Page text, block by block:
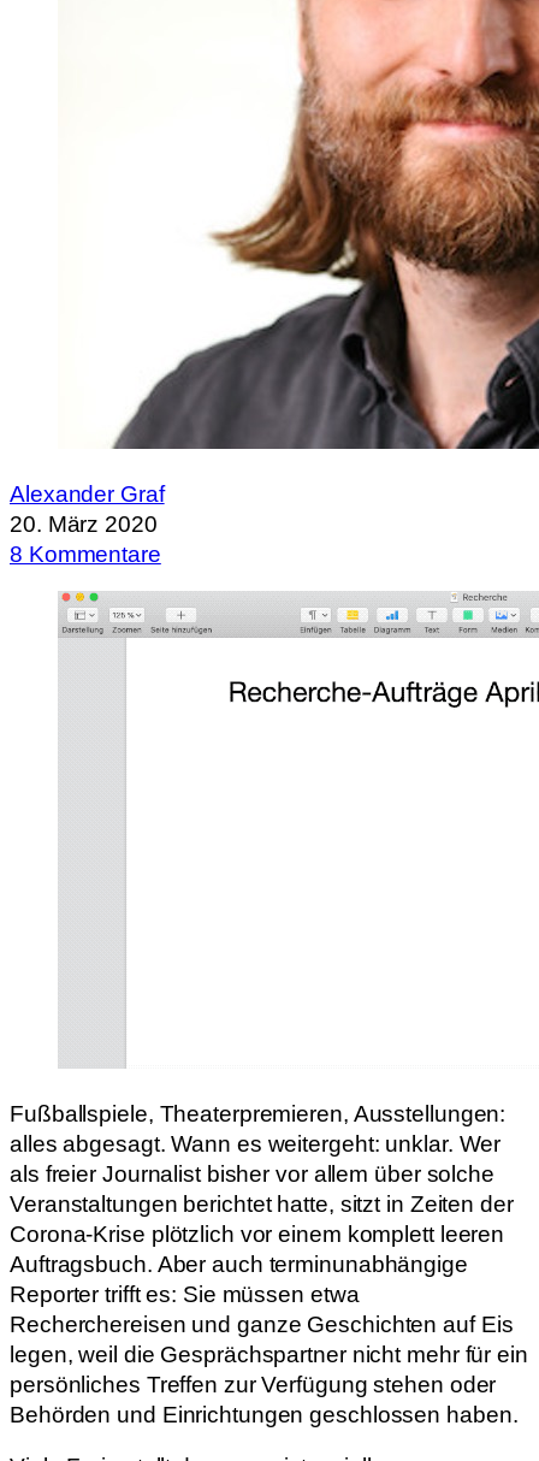
Alexander Graf
20. März 2020
8 Kommentare
Fußballspiele, Theaterpremieren, Ausstellungen:
alles abgesagt. Wann es weitergeht: unklar. Wer
als freier Journalist bisher vor allem über solche
Veranstaltungen berichtet hatte, sitzt in Zeiten der
Corona-Krise plötzlich vor einem komplett leeren
Auftragsbuch. Aber auch terminunabhängige
Reporter trifft es: Sie müssen etwa
Recherchereisen und ganze Geschichten auf Eis
legen, weil die Gesprächspartner nicht mehr für ein
persönliches Treffen zur Verfügung stehen oder
Behörden und Einrichtungen geschlossen haben.